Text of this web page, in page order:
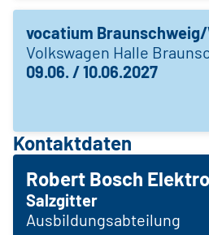
vocatium
Volkswagen Halle
09.06. / 10.06.2027
Kontaktdaten
Robert Bosch
Salzgitter
Ausbildungsabteilung